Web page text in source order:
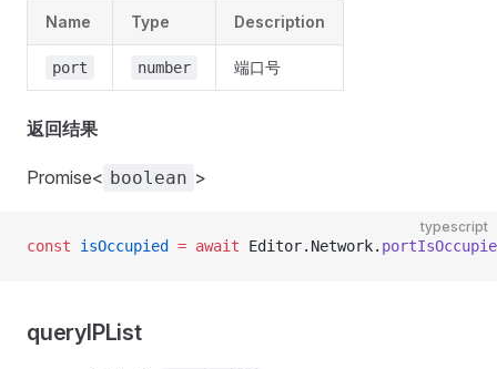
Name Type Description
port number 端口号
返回结果
Promise< boolean >
typescript
const isOccupied = await Editor.Network.
queryIPList